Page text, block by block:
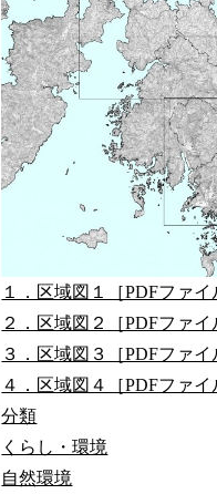
１．区域図１［PDFファイ
２．区域図２［PDFファイ
３．区域図３［PDFファイ
４．区域図４［PDFファイ
分類
くらし・環境
自然環境